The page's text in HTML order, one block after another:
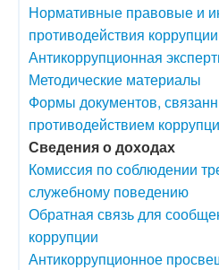
Нормативные правовые и
противодействия коррупции
Антикоррупционная
Методические материалы
Формы документов,
противодействием
Сведения о доходах
Комиссия по соблюдении
служебному поведению
Обратная связь для
коррупции
Антикоррупционное